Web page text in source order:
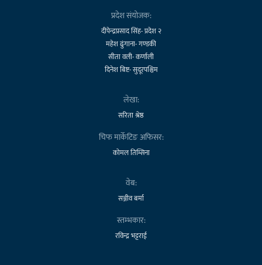
प्रदेश संयोजक:
दीपेन्द्रप्रसाद सिंह- प्रदेश २
महेश ढुंगाना- गण्डकी
सीता वली- कर्णाली
दिनेश बिष्ट- सुदूरपश्चिम
लेखा:
सरिता श्रेष्ठ
चिफ मार्केटिङ अफिसर:
कोमल तिम्सिना
वेब:
सञ्जीव बर्मा
स्तम्भकार:
रविन्द्र भट्टराई